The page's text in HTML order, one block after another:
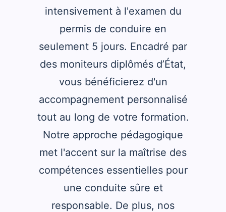
intensivement à l'examen du
permis de conduire en
seulement 5 jours. Encadré par
des moniteurs diplômés d’État,
vous bénéficierez d'un
accompagnement personnalisé
tout au long de votre formation.
Notre approche pédagogique
met l'accent sur la maîtrise des
compétences essentielles pour
une conduite sûre et
responsable. De plus, nos